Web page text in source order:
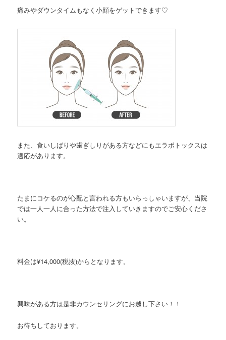
痛みやダウンタイムもなく小顔をゲットできます♡
また、食いしばりや歯ぎしりがある方などにもエラボトックスは
適応があります。
たまにコケるのが心配と言われる方もいらっしゃいますが、当院
では一人一人に合った方法で注入していきますのでご安心くださ
い。
料金は¥14,000(税抜)からとなります。
興味がある方は是非カウンセリングにお越し下さい！！
お待ちしております。